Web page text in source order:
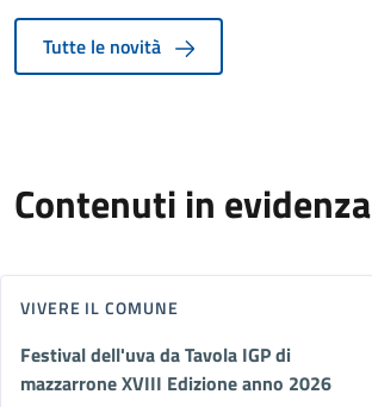
Tutte le novità
Contenuti in evidenza
VIVERE IL COMUNE
Festival dell'uva da Tavola IGP di
mazzarrone XVIII Edizione anno 2026